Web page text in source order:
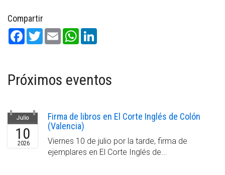
Compartir
Facebook
TwitterEmail WhatsApp
Próximos eventos
Julio
10
2026
Firma de libros en El Corte Inglés de Colón
(Valencia)
Viernes 10 de julio por la tarde, firma de
ejemplares en El Corte Inglés de...